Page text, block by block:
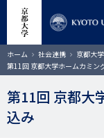
コ
ン
テ
ン
ツ
に
ホーム 社会連携 京都大
第11回 京都大学ホームカミン
第11回 京都大
込み